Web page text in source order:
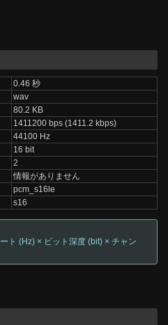
0.46 秒
wav
80.2 KB
1411200 bps (1411.2 kbps)
44100 Hz
16 bit
2
情報がありません
pcm_s16le
s16
ト (Hz) × ビット深度 (bit) × チャン